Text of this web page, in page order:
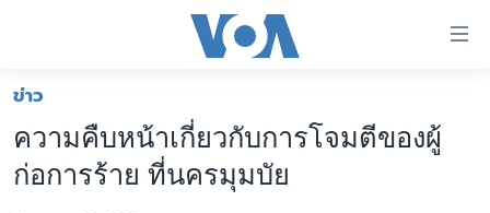
ต่อ
ไป
เนื้อหา
โลก
เอเชีย
ข่าว
ความคืบหน้าเกี่ยวกับการโจมตีของผู้
ก่อการร้าย ที่นครมุมบัย